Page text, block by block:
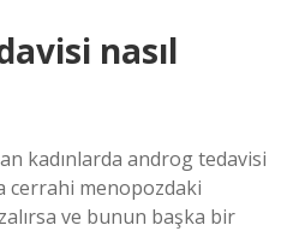
nasıl
kadınlarda androg tedavisi
cerrahi menopozdaki
ve bunun başka bir